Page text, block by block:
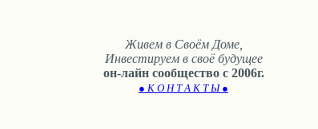
Живем в Своём Доме,
Инвестируем в своё будущее
он-лайн сообщество с 2006г.
● К О Н Т А К Т Ы ●